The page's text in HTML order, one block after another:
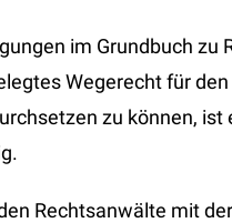
im Grundbuch
Wegerecht für
zu können,
Rechtsanwälte mit